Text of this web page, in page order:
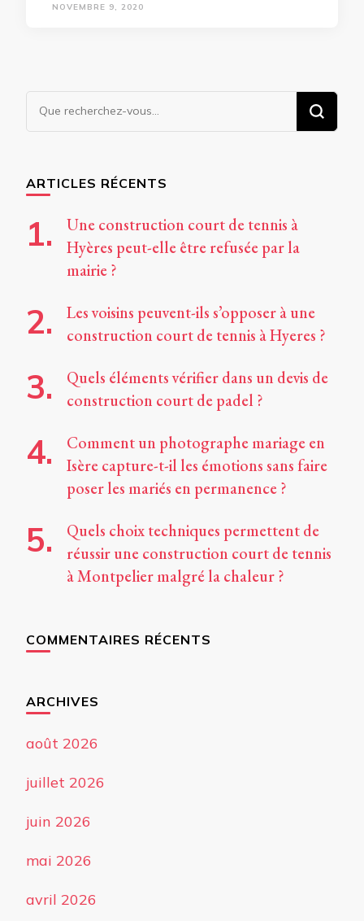
NOVEMBRE 9, 2020
ARTICLES RÉCENTS
Une construction court de tennis à
Hyères peut-elle être refusée par la
mairie ?
Les voisins peuvent-ils s’opposer à une
construction court de tennis à Hyeres ?
Quels éléments vérifier dans un devis de
construction court de padel ?
Comment un photographe mariage en
Isère capture-t-il les émotions sans faire
poser les mariés en permanence ?
Quels choix techniques permettent de
réussir une construction court de tennis
à Montpelier malgré la chaleur ?
COMMENTAIRES RÉCENTS
ARCHIVES
août 2026
juillet 2026
juin 2026
mai 2026
avril 2026